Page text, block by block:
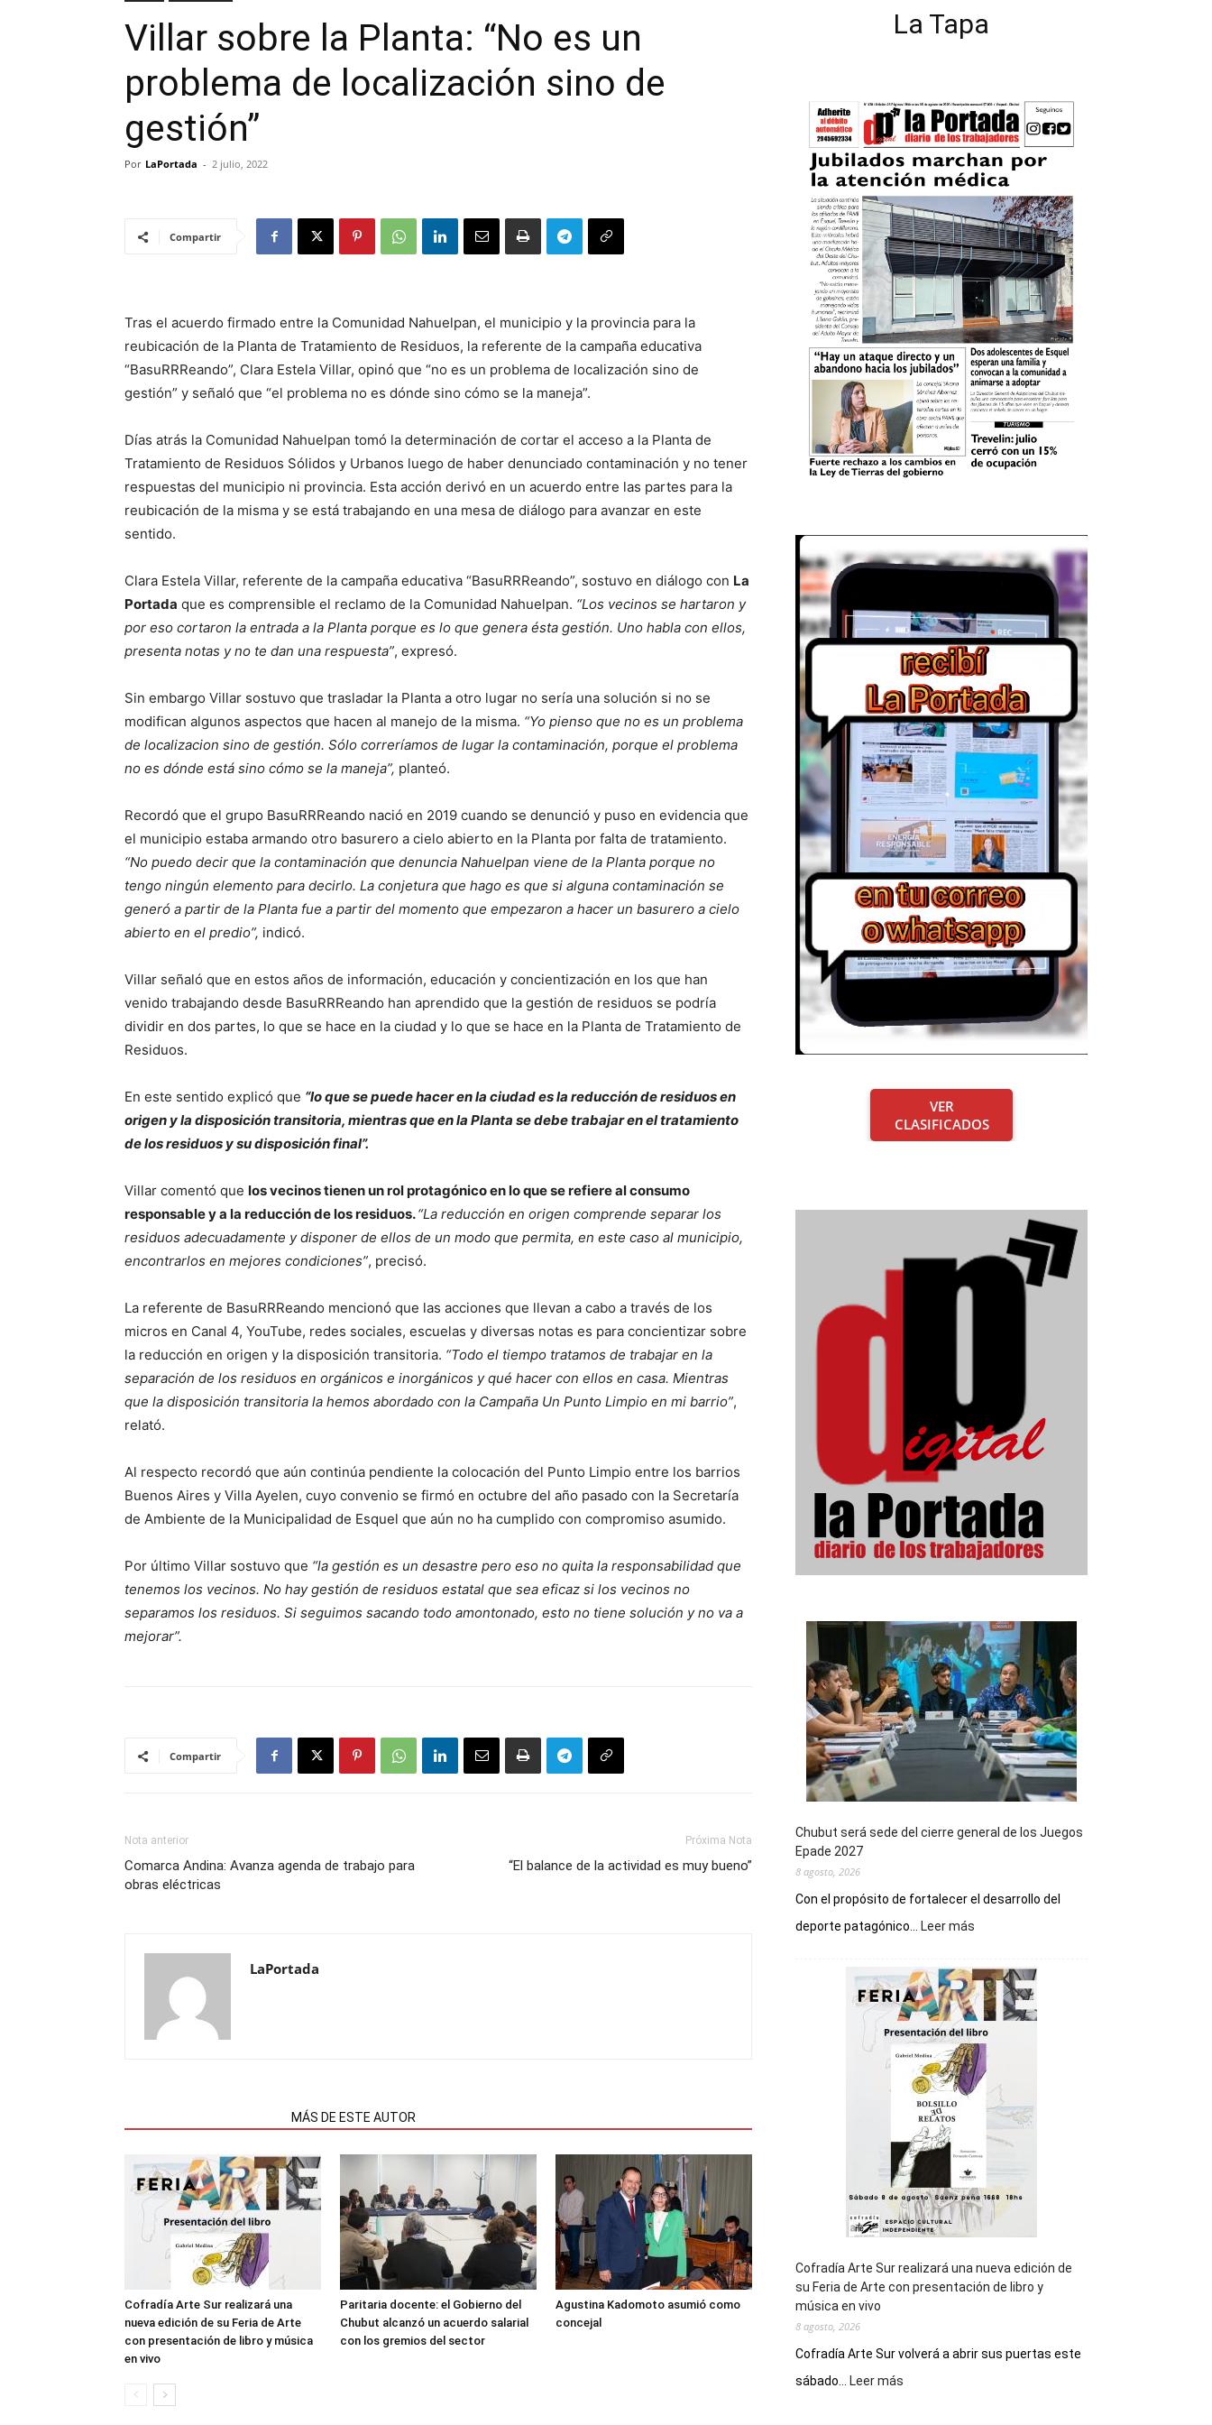
Villar sobre la Planta: “No es un
problema de localización sino de
gestión”
Por LaPortada - 2 julio, 2022
Compartir
Tras el acuerdo firmado entre la Comunidad Nahuelpan, el municipio y la provincia para la
reubicación de la Planta de Tratamiento de Residuos, la referente de la campaña educativa
“BasuRRReando”, Clara Estela Villar, opinó que “no es un problema de localización sino de
gestión” y señaló que “el problema no es dónde sino cómo se la maneja”.
Días atrás la Comunidad Nahuelpan tomó la determinación de cortar el acceso a la Planta de
Tratamiento de Residuos Sólidos y Urbanos luego de haber denunciado contaminación y no tener
respuestas del municipio ni provincia. Esta acción derivó en un acuerdo entre las partes para la
reubicación de la misma y se está trabajando en una mesa de diálogo para avanzar en este
sentido.
Clara Estela Villar, referente de la campaña educativa “BasuRRReando”, sostuvo en diálogo con La
Portada que es comprensible el reclamo de la Comunidad Nahuelpan. “Los vecinos se hartaron y
por eso cortaron la entrada a la Planta porque es lo que genera ésta gestión. Uno habla con ellos,
presenta notas y no te dan una respuesta”, expresó.
Sin embargo Villar sostuvo que trasladar la Planta a otro lugar no sería una solución si no se
modifican algunos aspectos que hacen al manejo de la misma. “Yo pienso que no es un problema
de localizacion sino de gestión. Sólo correríamos de lugar la contaminación, porque el problema
no es dónde está sino cómo se la maneja”, planteó.
Recordó que el grupo BasuRRReando nació en 2019 cuando se denunció y puso en evidencia que
el municipio estaba armando otro basurero a cielo abierto en la Planta por falta de tratamiento.
“No puedo decir que la contaminación que denuncia Nahuelpan viene de la Planta porque no
tengo ningún elemento para decirlo. La conjetura que hago es que si alguna contaminación se
generó a partir de la Planta fue a partir del momento que empezaron a hacer un basurero a cielo
abierto en el predio”, indicó.
Villar señaló que en estos años de información, educación y concientización en los que han
venido trabajando desde BasuRRReando han aprendido que la gestión de residuos se podría
dividir en dos partes, lo que se hace en la ciudad y lo que se hace en la Planta de Tratamiento de
Residuos.
En este sentido explicó que “lo que se puede hacer en la ciudad es la reducción de residuos en
origen y la disposición transitoria, mientras que en la Planta se debe trabajar en el tratamiento
de los residuos y su disposición final”.
Villar comentó que los vecinos tienen un rol protagónico en lo que se refiere al consumo
responsable y a la reducción de los residuos.“La reducción en origen comprende separar los
residuos adecuadamente y disponer de ellos de un modo que permita, en este caso al municipio,
encontrarlos en mejores condiciones”, precisó.
La referente de BasuRRReando mencionó que las acciones que llevan a cabo a través de los
micros en Canal 4, YouTube, redes sociales, escuelas y diversas notas es para concientizar sobre
la reducción en origen y la disposición transitoria. “Todo el tiempo tratamos de trabajar en la
separación de los residuos en orgánicos e inorgánicos y qué hacer con ellos en casa. Mientras
que la disposición transitoria la hemos abordado con la Campaña Un Punto Limpio en mi barrio”,
relató.
Al respecto recordó que aún continúa pendiente la colocación del Punto Limpio entre los barrios
Buenos Aires y Villa Ayelen, cuyo convenio se firmó en octubre del año pasado con la Secretaría
de Ambiente de la Municipalidad de Esquel que aún no ha cumplido con compromiso asumido.
Por último Villar sostuvo que “la gestión es un desastre pero eso no quita la responsabilidad que
tenemos los vecinos. No hay gestión de residuos estatal que sea eficaz si los vecinos no
separamos los residuos. Si seguimos sacando todo amontonado, esto no tiene solución y no va a
mejorar”.
Compartir
Nota anterior
Comarca Andina: Avanza agenda de trabajo para
obras eléctricas
Próxima Nota
“El balance de la actividad es muy bueno”
LaPortada
MÁS DE ESTE AUTOR
Cofradía Arte Sur realizará una
nueva edición de su Feria de Arte
con presentación de libro y música
en vivo
Paritaria docente: el Gobierno del
Chubut alcanzó un acuerdo salarial
con los gremios del sector
Agustina Kadomoto asumió como
concejal
La Tapa
VER
CLASIFICADOS
Chubut será sede del cierre general de los Juegos
Epade 2027
8 agosto, 2026
Con el propósito de fortalecer el desarrollo del
deporte patagónico...
Leer más
sede
del
cierre
general
de
los
Juegos
Epade
2027
Cofradía Arte Sur realizará una nueva edición de
su Feria de Arte con presentación de libro y
música en vivo
8 agosto, 2026
Cofradía Arte Sur volverá a abrir sus puertas este
sábado...
Leer más